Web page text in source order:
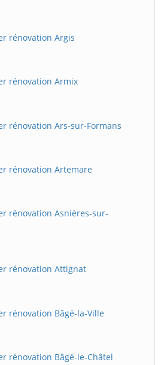
rénovation Argis
rénovation Armix
rénovation Ars-sur-Formans
rénovation Artemare
rénovation Asnières-sur-
rénovation Attignat
rénovation Bâgé-la-Ville
rénovation Bâgé-le-Châtel